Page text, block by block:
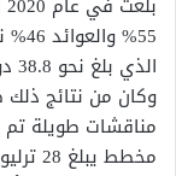
الذي بلغ نحو 38.8 دولار في المتوسط.
وكان من نتائج ذلك